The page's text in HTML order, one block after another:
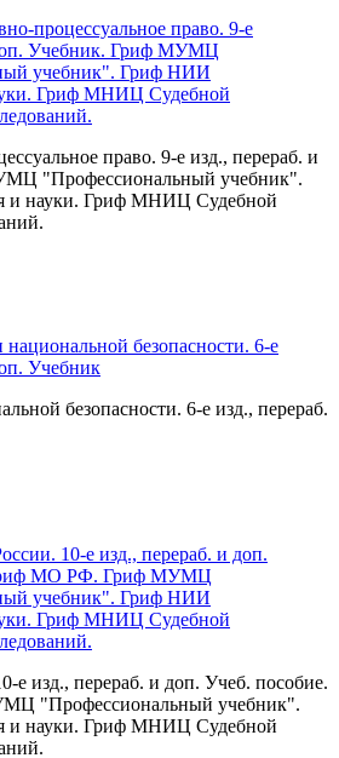
право. 9-е изд., перераб. и
"Профессиональный учебник".
и науки. Гриф МНИЦ Судебной
безопасности. 6-е изд., перераб.
е изд., перераб. и доп. Учеб. пособие.
"Профессиональный учебник".
и науки. Гриф МНИЦ Судебной